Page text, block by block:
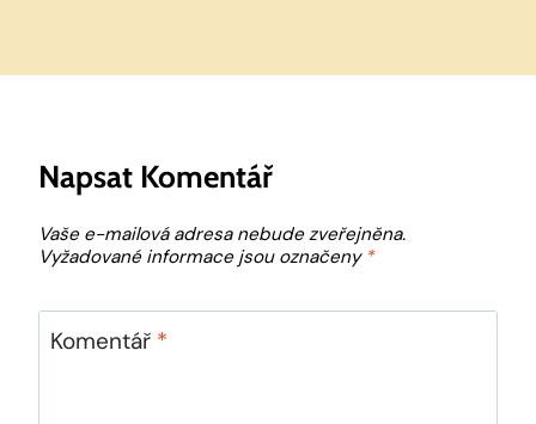
Napsat Komentář
Vaše e-mailová adresa nebude zveřejněna.
Vyžadované informace jsou označeny *
Komentář *